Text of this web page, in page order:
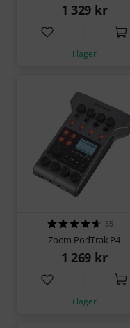
1 329 kr
i lager
55
Zoom PodTrak P4
1 269 kr
i lager